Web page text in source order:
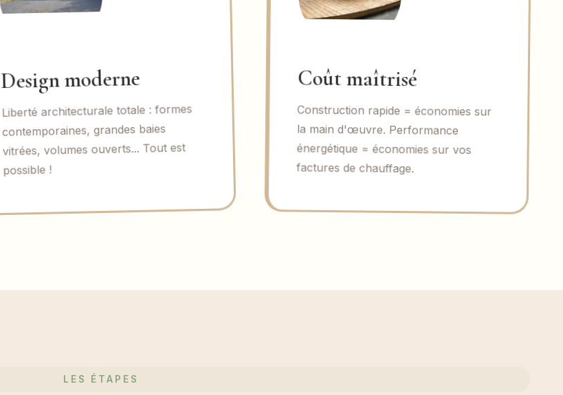
Design moderne
Liberté architecturale totale : formes
contemporaines, grandes baies
vitrées, volumes ouverts... Tout est
possible !
Coût maîtrisé
Construction rapide = économies sur
la main d'œuvre. Performance
énergétique = économies sur vos
factures de chauffage.
LES ÉTAPES